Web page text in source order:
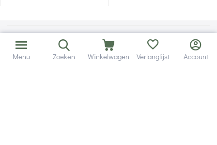
Menu Zoeken Winkelwagen Verlanglijst Account